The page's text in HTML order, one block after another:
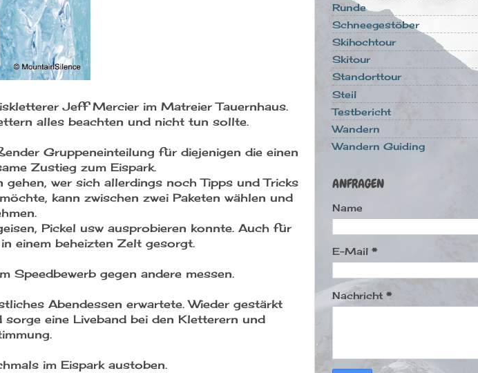
Jeff Mercier im Matreier Tauernhaus.
alles beachten und nicht tun sollte.
Gruppeneinteilung für diejenigen die einen
Zustieg zum Eispark.
wer sich allerdings noch Tipps und Tricks
kann zwischen zwei Paketen wählen und
Pickel usw ausprobieren konnte. Auch für
einem beheizten Zelt gesorgt.
Speedbewerb gegen andere messen.
Abendessen erwartete. Wieder gestärkt
eine Liveband bei den Kletterern und
im Eispark austoben.
Runde
Schneegestöber
Skihochtour
Skitour
Standorttour
Steil
Testbericht
Wandern
Wandern Guiding
ANFRAGEN
Name
E-Mail *
Nachricht *